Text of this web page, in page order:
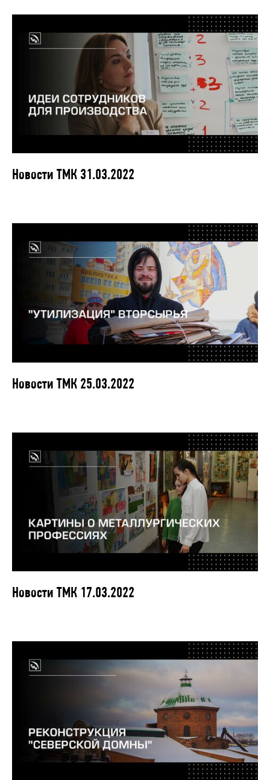
Новости ТМК 31.03.2022
Новости ТМК 25.03.2022
Новости ТМК 17.03.2022